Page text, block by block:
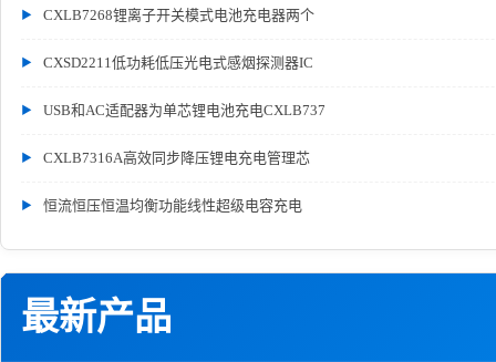
CXLB7268锂离子开关模式电池充电器两个
CXSD2211低功耗低压光电式感烟探测器IC
USB和AC适配器为单芯锂电池充电CXLB737
CXLB7316A高效同步降压锂电充电管理芯
恒流恒压恒温均衡功能线性超级电容充电
最新产品